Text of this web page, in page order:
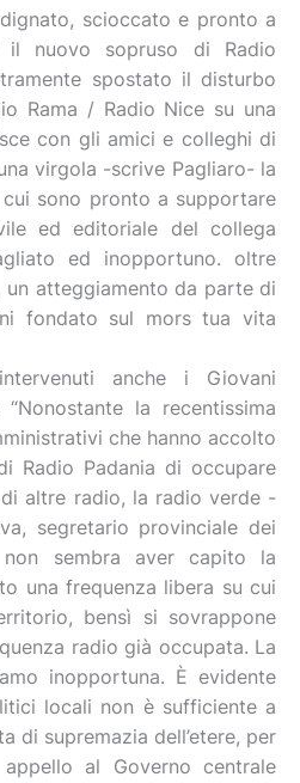
scioccato e pronto a
nuovo sopruso di Radio
spostato il disturbo
Rama / Radio Nice su una
con gli amici e colleghi di
virgola -scrive Pagliaro- la
sono pronto a supportare
ed editoriale del collega
ed inopportuno. oltre
un atteggiamento da parte di
fondato sul mors tua vita
anche i Giovani
la recentissima
che hanno accolto
Radio Padania di occupare
altre radio, la radio verde -
segretario provinciale dei
non sembra aver capito la
una frequenza libera su cui
bensì si sovrappone
radio già occupata. La
inopportuna. È evidente
locali non è sufficiente a
di supremazia dell’etere, per
al Governo centrale